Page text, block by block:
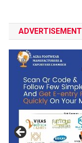
ADVERTISEMENT